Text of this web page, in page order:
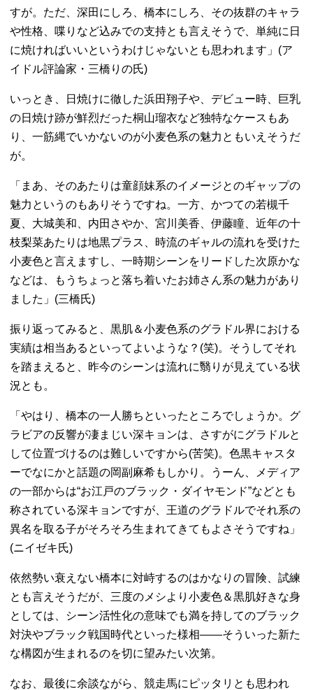
すが。ただ、深田にしろ、橋本にしろ、その抜群のキャラ
や性格、喋りなど込みでの支持とも言えそうで、単純に日
に焼ければいいというわけじゃないとも思われます」(ア
イドル評論家・三橋りの氏)
いっとき、日焼けに徹した浜田翔子や、デビュー時、巨乳
の日焼け跡が鮮烈だった桐山瑠衣など独特なケースもあ
り、一筋縄でいかないのが小麦色系の魅力ともいえそうだ
が。
「まあ、そのあたりは童顔妹系のイメージとのギャップの
魅力というのもありそうですね。一方、かつての若槻千
夏、大城美和、内田さやか、宮川美香、伊藤瞳、近年の十
枝梨菜あたりは地黒プラス、時流のギャルの流れを受けた
小麦色と言えますし、一時期シーンをリードした次原かな
などは、もうちょっと落ち着いたお姉さん系の魅力があり
ました」(三橋氏)
振り返ってみると、黒肌＆小麦色系のグラドル界における
実績は相当あるといってよいような？(笑)。そうしてそれ
を踏まえると、昨今のシーンは流れに翳りが見えている状
況とも。
「やはり、橋本の一人勝ちといったところでしょうか。グ
ラビアの反響が凄まじい深キョンは、さすがにグラドルと
して位置づけるのは難しいですから(苦笑)。色黒キャスタ
ーでなにかと話題の岡副麻希もしかり。うーん、メディア
の一部からは“お江戸のブラック・ダイヤモンド”などとも
称されている深キョンですが、王道のグラドルでそれ系の
異名を取る子がそろそろ生まれてきてもよさそうですね」
(ニイゼキ氏)
依然勢い衰えない橋本に対峙するのはかなりの冒険、試練
とも言えそうだが、三度のメシより小麦色＆黒肌好きな身
としては、シーン活性化の意味でも満を持してのブラック
対決やブラック戦国時代といった様相――そういった新た
な構図が生まれるのを切に望みたい次第。
なお、最後に余談ながら、競走馬にピッタリとも思われ